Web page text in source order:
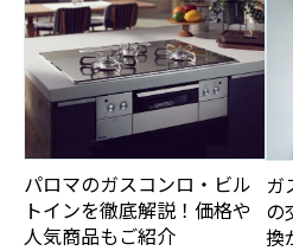
パロマのガスコンロ・ビル
トインを徹底解説！価格や
人気商品もご紹介
ガ
の
換